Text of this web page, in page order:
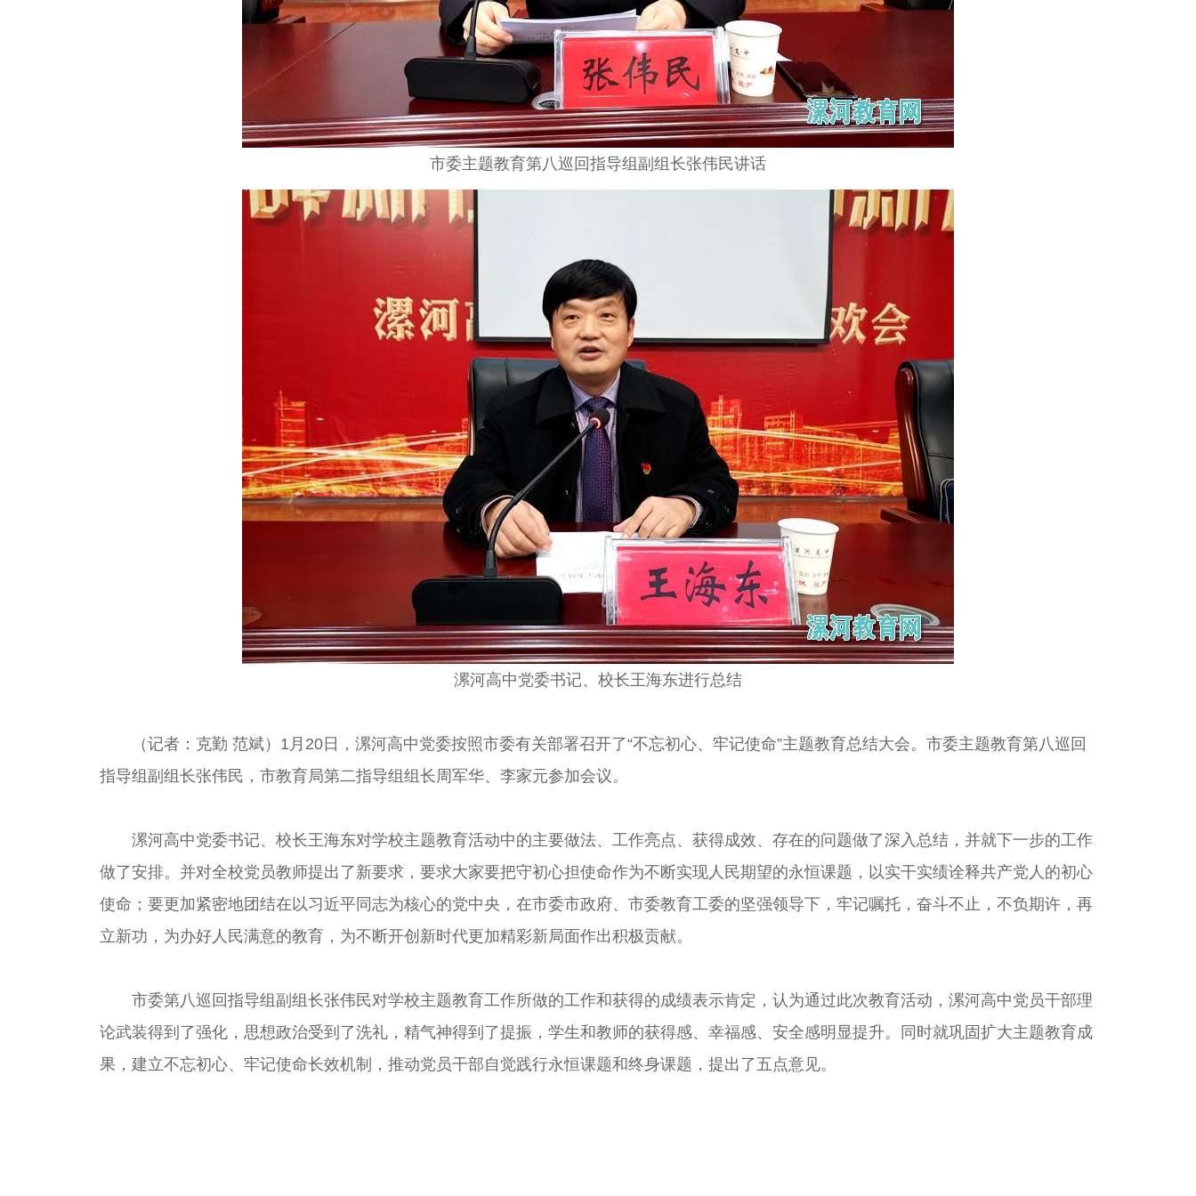
市委主题教育第八巡回指导组副组长张伟民讲话
漯河高中党委书记、校长王海东进行总结
（记者：克勤 范斌）1月20日，漯河高中党委按照市委有关部署召开了“不忘初心、牢记使命”主题教育总结大会。市委主题教育第八巡回
指导组副组长张伟民，市教育局第二指导组组长周军华、李家元参加会议。
漯河高中党委书记、校长王海东对学校主题教育活动中的主要做法、工作亮点、获得成效、存在的问题做了深入总结，并就下一步的工作
做了安排。并对全校党员教师提出了新要求，要求大家要把守初心担使命作为不断实现人民期望的永恒课题，以实干实绩诠释共产党人的初心
使命；要更加紧密地团结在以习近平同志为核心的党中央，在市委市政府、市委教育工委的坚强领导下，牢记嘱托，奋斗不止，不负期许，再
立新功，为办好人民满意的教育，为不断开创新时代更加精彩新局面作出积极贡献。
市委第八巡回指导组副组长张伟民对学校主题教育工作所做的工作和获得的成绩表示肯定，认为通过此次教育活动，漯河高中党员干部理
论武装得到了强化，思想政治受到了洗礼，精气神得到了提振，学生和教师的获得感、幸福感、安全感明显提升。同时就巩固扩大主题教育成
果，建立不忘初心、牢记使命长效机制，推动党员干部自觉践行永恒课题和终身课题，提出了五点意见。